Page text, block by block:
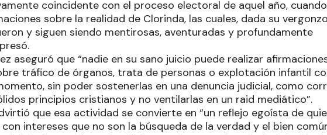
coincidente con el proceso electoral de aquel año,
sobre la realidad de Clorinda, las cuales, dada su
y siguen siendo mentirosas, aventuradas y profundamente
aseguró que “nadie en su sano juicio puede realizar
tráfico de órganos, trata de personas o explotación infantil
sin poder sostenerlas en una denuncia judicial, como
principios cristianos y no ventilarlas en un raid mediático”.
que esa actividad se convierte en “un reflejo egoísta de
intereses que no son la búsqueda de la verdad y el bien